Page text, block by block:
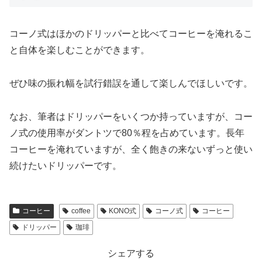
コーノ式はほかのドリッパーと比べてコーヒーを淹れるこ
と自体を楽しむことができます。
ぜひ味の振れ幅を試行錯誤を通して楽しんでほしいです。
なお、筆者はドリッパーをいくつか持っていますが、コー
ノ式の使用率がダントツで80％程を占めています。長年
コーヒーを淹れていますが、全く飽きの来ないずっと使い
続けたいドリッパーです。
コーヒー coffee KONO式 コーノ式
コーヒー
ドリッパー
珈琲
シェアする